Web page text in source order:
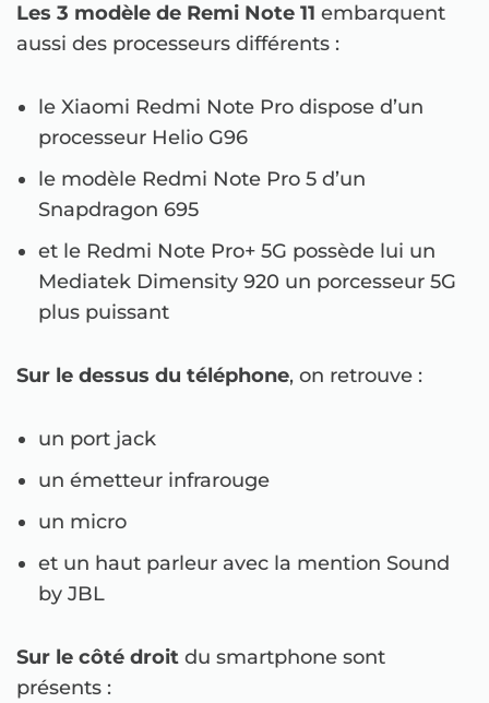
Les 3 modèle de Remi Note 11 embarquent
aussi des processeurs différents :
le Xiaomi Redmi Note Pro dispose d’un
processeur Helio G96
le modèle Redmi Note Pro 5 d’un
Snapdragon 695
et le Redmi Note Pro+ 5G possède lui un
Mediatek Dimensity 920 un porcesseur 5G
plus puissant
Sur le dessus du téléphone, on retrouve :
un port jack
un émetteur infrarouge
un micro
et un haut parleur avec la mention Sound
by JBL
Sur le côté droit du smartphone sont
présents :